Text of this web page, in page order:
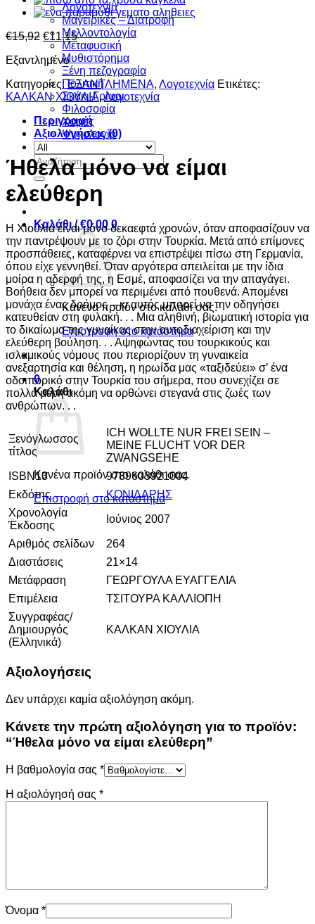
Λογοτεχνία
Μαγειρικές – Διατροφή
Μελλοντολογία
Μεταφυσική
Μυθιστόρημα
Ξένη πεζογραφία
Πολιτική
Σκάκι-Γρίφοι
Φιλοσοφία
Χορός
Ψυχολογία
Αναζήτηση
για:
Καλάθι /€0,00 0
Κανένα προϊόν στο καλάθι σας.
Επιστροφή στο κατάστημα
0
Καλάθι
Κανένα προϊόν στο καλάθι σας.
Επιστροφή στο κατάστημα
€15,92 Original
price
was:
€15,92.
€11,15Η
τρέχουσα
τιμή
είναι:
€11,15.
Εξαντλημένο
Κατηγορίες:ΕΞΑΝΤΛΗΜΕΝΑ, Λογοτεχνία Ετικέτες:
ΚΑΛΚΑΝ ΧΙΟΥΛΙΑ,Λογοτεχνία
Περιγραφή
Αξιολογήσεις (0)
Ήθελα μόνο να είμαι
ελεύθερη
Η Χιούλια είναι μόνο δεκαεφτά χρονών, όταν αποφασίζουν να
την παντρέψουν με το ζόρι στην Τουρκία. Μετά από επίμονες
προσπάθειες, καταφέρνει να επιστρέψει πίσω στη Γερμανία,
όπου είχε γεννηθεί. Όταν αργότερα απειλείται με την ίδια
μοίρα η αδερφή της, η Εσμέ, αποφασίζει να την απαγάγει.
Βοήθεια δεν μπορεί να περιμένει από πουθενά. Απομένει
μονάχα ένας δρόμος – κι αυτός μπορεί να την οδηγήσει
κατευθείαν στη φυλακή. . . Μια αληθινή, βιωματική ιστορία για
το δικαίωμα της γυναίκας στην αυτοδιαχείριση και την
ελεύθερη βούληση. . . Αψηφώντας του τουρκικούς και
ισλαμικούς νόμους που περιορίζουν τη γυναικεία
ανεξαρτησία και θέληση, η ηρωίδα μας «ταξιδεύει» σ’ ένα
οδοιπορικό στην Τουρκία του σήμερα, που συνεχίζει σε
πολλά μέρη ακόμη να ορθώνει στεγανά στις ζωές των
ανθρώπων. . .
Ξενόγλωσσος
τίτλος
ICH WOLLTE NUR FREI SEIN –
MEINE FLUCHT VOR DER
ZWANGSEHE
ISBN13
9789603921004
Εκδότης
ΚΟΝΙΔΑΡΗΣ
Χρονολογία
Έκδοσης
Ιούνιος 2007
Αριθμός σελίδων
264
Διαστάσεις
21×14
Μετάφραση
ΓΕΩΡΓΟΥΛΑ ΕΥΑΓΓΕΛΙΑ
Επιμέλεια
ΤΣΙΤΟΥΡΑ ΚΑΛΛΙΟΠΗ
Συγγραφέας/
Δημιουργός
(Ελληνικά)
ΚΑΛΚΑΝ ΧΙΟΥΛΙΑ
Αξιολογήσεις
Δεν υπάρχει καμία αξιολόγηση ακόμη.
Κάνετε την πρώτη αξιολόγηση για το προϊόν:
“Ήθελα μόνο να είμαι ελεύθερη”
Η βαθμολογία σας *
Η αξιολόγησή σας *
Όνομα *